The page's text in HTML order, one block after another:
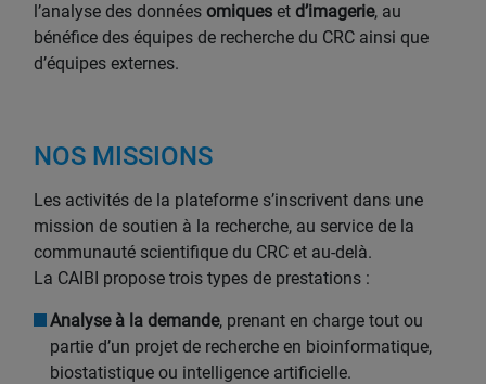
l’analyse des données omiques et d’imagerie, au
bénéfice des équipes de recherche du CRC ainsi que
d’équipes externes.
NOS MISSIONS
Les activités de la plateforme s’inscrivent dans une
mission de soutien à la recherche, au service de la
communauté scientifique du CRC et au-delà.
La CAIBI propose trois types de prestations :
Analyse à la demande, prenant en charge tout ou
partie d’un projet de recherche en bioinformatique,
biostatistique ou intelligence artificielle.